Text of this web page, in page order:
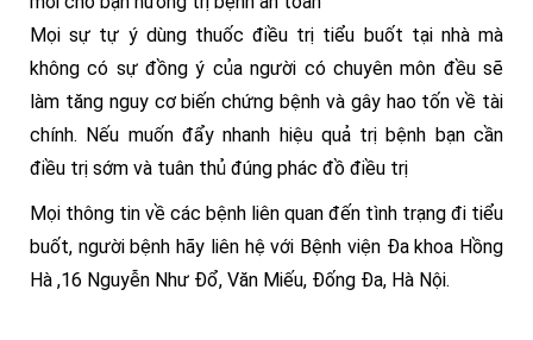
Mọi sự tự ý dùng thuốc điều trị tiểu buốt tại nhà mà
không có sự đồng ý của người có chuyên môn đều sẽ
làm tăng nguy cơ biến chứng bệnh và gây hao tốn về tài
chính. Nếu muốn đẩy nhanh hiệu quả trị bệnh bạn cần
điều trị sớm và tuân thủ đúng phác đồ điều trị
Mọi thông tin về các bệnh liên quan đến tình trạng đi tiểu
buốt, người bệnh hãy liên hệ với Bệnh viện Đa khoa Hồng
Hà ,16 Nguyễn Như Đổ, Văn Miếu, Đống Đa, Hà Nội.